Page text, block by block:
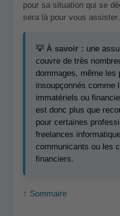
pour sa situation qui se
sera là pour vous assister.
💡 À savoir : une
couvre de très
dommages, même les
insoupçonnés comme
immatériels ou
est donc plus que
pour certaines
freelances
communicants ou les
financiers.
↑ Sommaire